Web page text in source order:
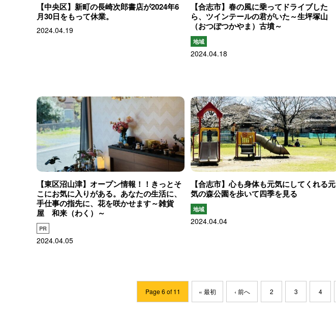
【中央区】新町の長崎次郎書店が2024年6
月30日をもって休業。
2024.04.19
【合志市】春の風に乗ってドライブした
ら、ツインテールの君がいた～生坪塚山
（おつぼつかやま）古墳～
地域
2024.04.18
【東区沼山津】オープン情報！！きっとそ
こにお気に入りがある。あなたの生活に、
手仕事の指先に、花を咲かせます～雑貨
屋 和来（わく）～
PR
2024.04.05
【合志市】心も身体も元気にしてくれる元
気の森公園を歩いて四季を見る
地域
2024.04.04
Page 6 of 11 « 最初 ‹ 前へ 2 3 4